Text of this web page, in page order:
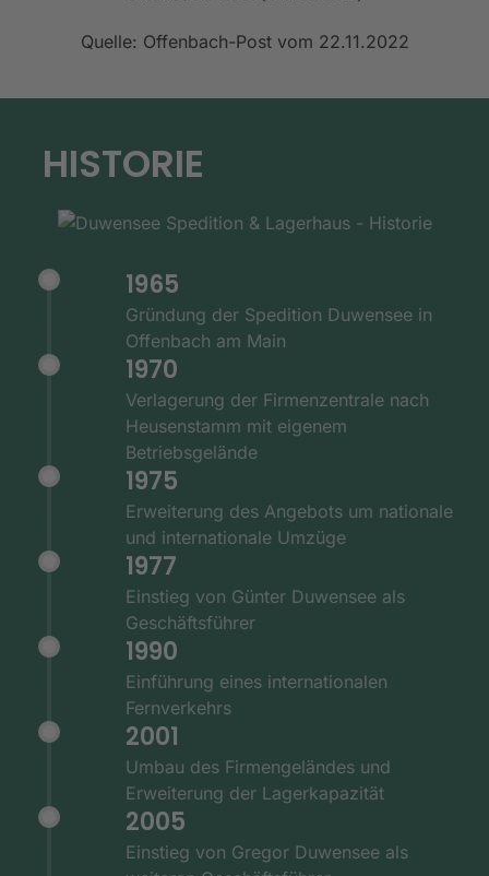
Quelle: Offenbach-Post vom 22.11.2022
HISTORIE
1965
Gründung der Spedition Duwensee in
Offenbach am Main
1970
Verlagerung der Firmenzentrale nach
Heusenstamm mit eigenem
Betriebsgelände
1975
Erweiterung des Angebots um nationale
und internationale Umzüge
1977
Einstieg von Günter Duwensee als
Geschäftsführer
1990
Einführung eines internationalen
Fernverkehrs
2001
Umbau des Firmengeländes und
Erweiterung der Lagerkapazität
2005
Einstieg von Gregor Duwensee als